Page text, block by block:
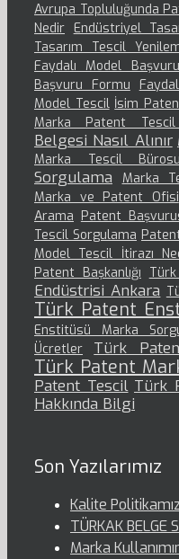
Avrupa Topluluğunda
Nedir Endüstriyel
Tasarım Tescil
Faydalı Model
Başvuru Formu
Model Tescil İsim
Marka Patent Tescil
Belgesi Nasıl Alınır
Marka Tescil Bürosu
Sorgulama
Marka
Marka ve Patent Ofisi
Arama Patent
Tescil Sorgulama
Model Tescil İtirazı
Patent Başkanlığı
Endüstrisi Ankara
Türk Patent
Enstitüsü Marka
Ücretler
Türk
Türk Patent
Patent Tescil Türk
Hakkında Bilgi
Son Yazılarımız
Kalite Politikamız
TÜRKAK BELGE
Marka